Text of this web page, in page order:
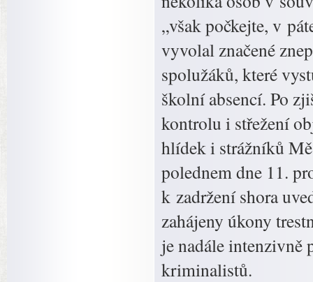
„však počkejte, v
vyvolal značené
spolužáků, které
školní absencí. Po
kontrolu i střežení
hlídek i strážníků
polednem dne 11.
k zadržení shora
zahájeny úkony
je nadále intenzivně
kriminalistů.